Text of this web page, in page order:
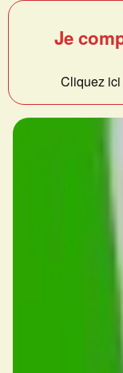
Je
Cliquez ici